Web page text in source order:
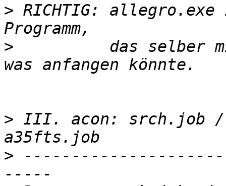
> RICHTIG:
>
das selber
> III. acon: srch.job /
>